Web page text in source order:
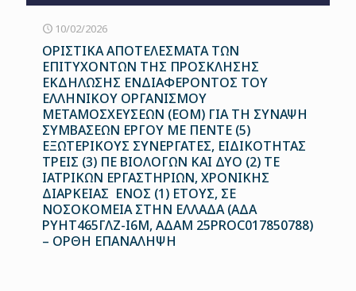
10/02/2026
ΟΡΙΣΤΙΚΑ ΑΠΟΤΕΛΕΣΜΑΤΑ ΤΩΝ
ΕΠΙΤΥΧΟΝΤΩΝ ΤΗΣ ΠΡΟΣΚΛΗΣΗΣ
ΕΚΔΗΛΩΣΗΣ ΕΝΔΙΑΦΕΡΟΝΤΟΣ ΤΟΥ
ΕΛΛΗΝΙΚΟΥ ΟΡΓΑΝΙΣΜΟΥ
ΜΕΤΑΜΟΣΧΕΥΣΕΩΝ (ΕΟΜ) ΓΙΑ ΤΗ ΣΥΝΑΨΗ
ΣΥΜΒΑΣΕΩΝ ΕΡΓΟΥ ΜΕ ΠΕΝΤΕ (5)
ΕΞΩΤΕΡΙΚΟΥΣ ΣΥΝΕΡΓΑΤΕΣ, ΕΙΔΙΚΟΤΗΤΑΣ
ΤΡΕΙΣ (3) ΠΕ ΒΙΟΛΟΓΩΝ ΚΑΙ ΔΥΟ (2) ΤΕ
ΙΑΤΡΙΚΩΝ ΕΡΓΑΣΤΗΡΙΩΝ, ΧΡΟΝΙΚΗΣ
ΔΙΑΡΚΕΙΑΣ ΕΝΟΣ (1) ΕΤΟΥΣ, ΣΕ
ΝΟΣΟΚΟΜΕΙΑ ΣΤΗΝ ΕΛΛΑΔΑ (ΑΔΑ
ΡΥΗΤ465ΓΛΖ-Ι6Μ, ΑΔΑΜ 25PROC017850788)
– ΟΡΘΗ ΕΠΑΝΑΛΗΨΗ